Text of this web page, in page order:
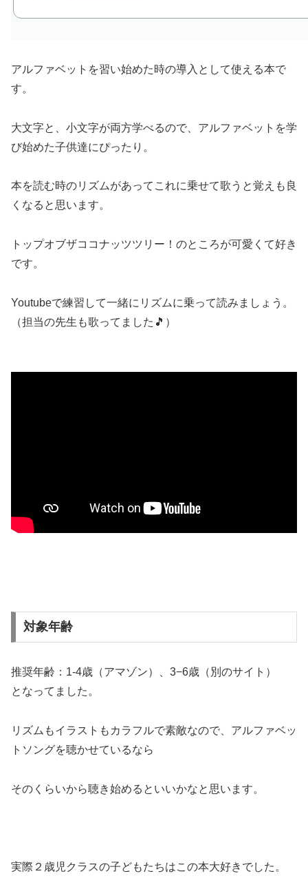
アルファベットを習い始めた時の導入として使える本で
す。
大文字と、小文字が両方学べるので、アルファベットを学
び始めた子供達にぴったり。
本を読む時のリズムがあってこれに乗せて歌うと覚えも良
くなると思います。
トップオブザココナッツツリー！のところが可愛くて好き
です。
Youtubeで練習して一緒にリズムに乗って読みましょう。
（担当の先生も歌ってました🎵）
対象年齢
推奨年齢：1-4歳（アマゾン）、3−6歳（別のサイト）
となってました。
リズムもイラストもカラフルで素敵なので、アルファベッ
トソングを聴かせているなら
そのくらいから聴き始めるといいかなと思います。
実際２歳児クラスの子どもたちはこの本大好きでした。